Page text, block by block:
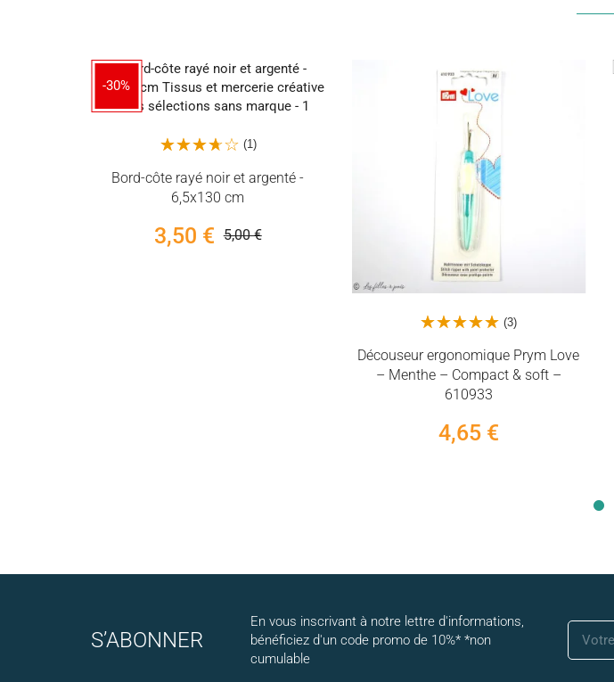
-30%
(1)
Bord-côte rayé noir et argenté -
6,5x130 cm
3,50 € 5,00 €
(3)
Découseur ergonomique Prym Love
– Menthe – Compact & soft –
610933
4,65 €
S’ABONNER
En vous inscrivant à notre lettre d'informations,
bénéficiez d'un code promo de 10%* *non
cumulable